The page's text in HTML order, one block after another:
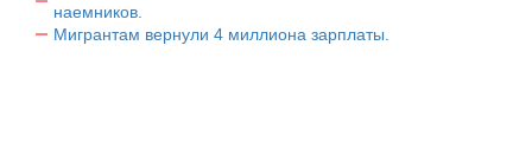
наемников.
Мигрантам вернули 4 миллиона зарплаты.